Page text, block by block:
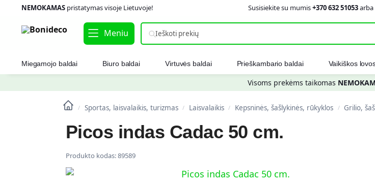
NEMOKAMASpristatymas visoje Lietuvoje! Susisiekite su mumis+370 632 51053arba
Meniu
Miegamojo baldai Biuro baldai Virtuvės baldai Prieškambario baldai Vaikiškos
Visoms prekėms taikomas
/ Sportas, laisvalaikis, turizmas / Laisvalaikis / Kepsninės, šašlykinės, rūkyklos / Grilio,
Picos indas Cadac 50 cm.
Produkto kodas:89589